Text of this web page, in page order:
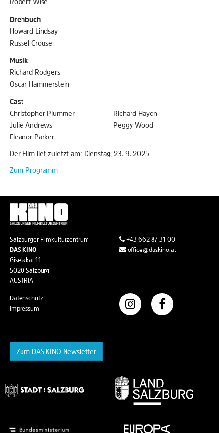
Drehbuch
Howard Lindsay
Russel Crouse
Musik
Richard Rodgers
Oscar Hammerstein
Cast
Christopher Plummer
Julie Andrews
Eleanor Parker
Richard Haydn
Peggy Wood
Der Film lief zuletzt am: Dienstag, 23. 9. 2025
Zum Programm
Salzburger Filmkulturzentrum
DAS KINO
Giselakai 11
5020 Salzburg
AUSTRIA
+43 662 87 31 00
office@daskino.at
Datenschutz
Impressum
Zum DAS KINO Newsletter